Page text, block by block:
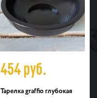
454руб.
Тарелка graffio глубокая